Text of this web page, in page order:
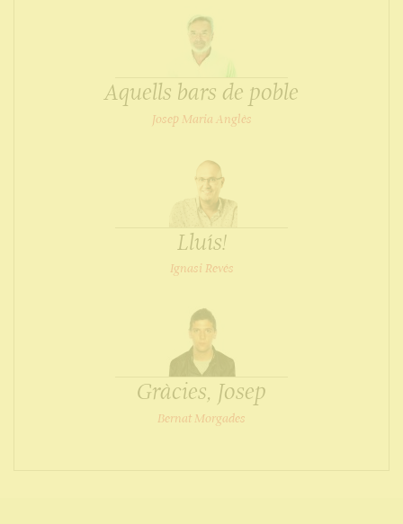
Aquells bars de poble
Josep Maria Anglès
Lluís!
Ignasi Revés
Gràcies, Josep
Bernat Morgades